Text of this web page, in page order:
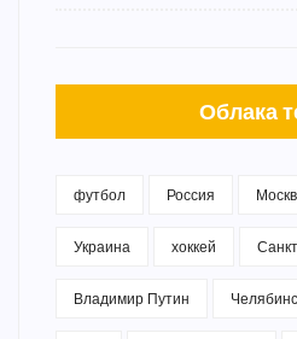
Облака
футбол Россия
Украина хоккей
Владимир Путин